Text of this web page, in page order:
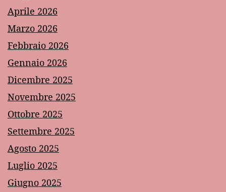
Aprile 2026
Marzo 2026
Febbraio 2026
Gennaio 2026
Dicembre 2025
Novembre 2025
Ottobre 2025
Settembre 2025
Agosto 2025
Luglio 2025
Giugno 2025